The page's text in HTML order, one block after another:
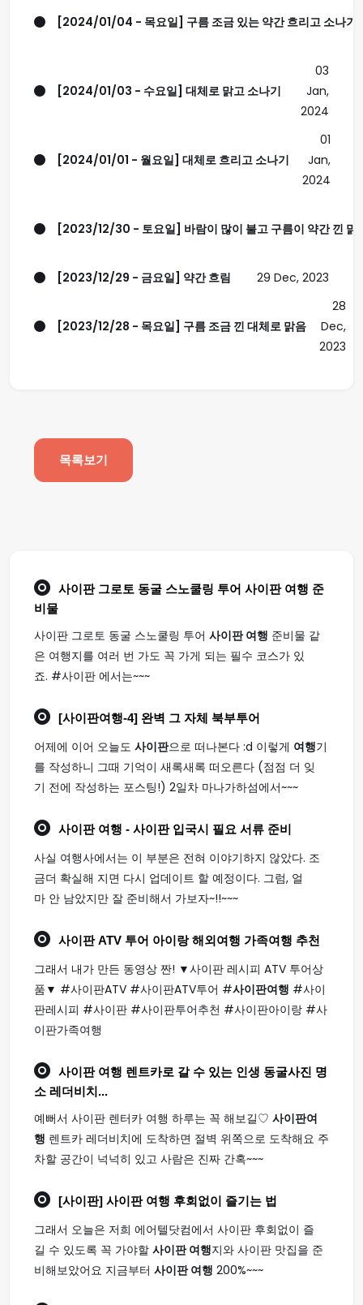
[2024/01/04 - 목요일] 구름 조금 있는 약간 흐리고 소나기..
[2024/01/03 - 수요일] 대체로 맑고 소나기
03
Jan,
2024
[2024/01/01 - 월요일] 대체로 흐리고 소나기
01
Jan,
2024
[2023/12/30 - 토요일] 바람이 많이 불고 구름이 약간 낀 맑
[2023/12/29 - 금요일] 약간 흐림 29 Dec, 2023
[2023/12/28 - 목요일] 구름 조금 낀 대체로 맑음
28
Dec,
2023
목록보기
사이판 그로토 동굴 스노쿨링 투어 사이판 여행 준
비물
사이판 그로토 동굴 스노쿨링 투어 사이판 여행 준비물 같
은 여행지를 여러 번 가도 꼭 가게 되는 필수 코스가 있
죠. #사이판 에서는~~~
[사이판여행-4] 완벽 그 자체 북부투어
어제에 이어 오늘도 사이판으로 떠나본다 :d 이렇게 여행기
를 작성하니 그때 기억이 새록새록 떠오른다 (점점 더 잊
기 전에 작성하는 포스팅!) 2일차 마나가하섬에서~~~
사이판 여행 - 사이판 입국시 필요 서류 준비
사실 여행사에서는 이 부분은 전혀 이야기하지 않았다. 조
금더 확실해 지면 다시 업데이트 할 예정이다. 그럼, 얼
마 안 남았지만 잘 준비해서 가보자~!!~~~
사이판ATV 투어 아이랑 해외 여행 가족여행 추천
그래서 내가 만든 동영상 짠! ▼사이판 레시피 ATV 투어상
품▼ #사이판ATV #사이판ATV투어 #사이판여행 #사이
판레시피 #사이판 #사이판투어추천 #사이판아이랑 #사
이판가족여행
사이판 여행 렌트카로 갈 수 있는 인생 동굴사진 명
소 레더비치...
예뻐서 사이판 렌터카 여행 하루는 꼭 해보길♡ 사이판여
행 렌트카 레더비치에 도착하면 절벽 위쪽으로 도착해요 주
차할 공간이 넉넉히 있고 사람은 진짜 간혹~~~
[사이판] 사이판 여행 후회없이 즐기는 법
그래서 오늘은 저희 에어텔닷컴에서 사이판 후회없이 즐
길 수 있도록 꼭 가야할 사이판 여행지와 사이판 맛집을 준
비해보았어요 지금부터 사이판 여행 200%~~~